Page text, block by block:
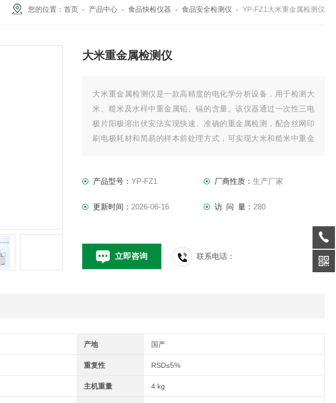
您的位置： 首页 - 产品中心 - 食品快检仪器 - 食品安全检测仪 - YP-FZ1大米重金属检测仪
大米重金属检测仪
大米重金属检测仪是一款高精度的电化学分析设备，用于检测大
米、糙米及水样中重金属铅、镉的含量。该仪器通过一次性三电
极片阳极溶出伏安法实现快速、准确的重金属检测，配合丝网印
刷电极耗材和简易的样本前处理方式，可实现大米和糙米中重金
产品型号：YP-FZ1 厂商性质： 生产厂家
更新时间： 2026-06-16 访 问 量： 280
立即咨询 联系电话：
产地 国产
重复性 RSD≤5%
主机重量 4 kg